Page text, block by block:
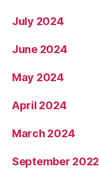
July 2024
June 2024
May 2024
April 2024
March 2024
September 2022